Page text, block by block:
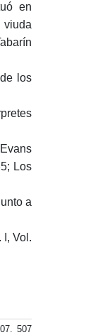
en
los
Los
a
Vol.
507